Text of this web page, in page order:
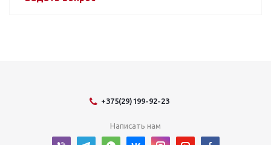
+375(29)199-92-23
Написать нам